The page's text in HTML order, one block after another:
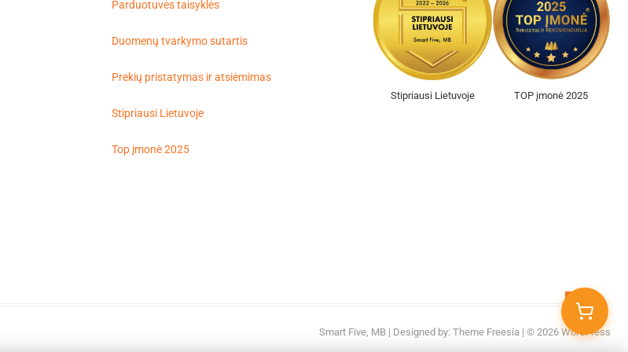
Parduotuvės taisyklės
Duomenų tvarkymo sutartis
Prekių pristatymas ir atsiėmimas
Stipriausi Lietuvoje
Top įmonė 2025
Stipriausi Lietuvoje TOP įmonė 2025
Smart Five, MB | Designed by: Theme Freesia | © 2026 WordPress
to
top